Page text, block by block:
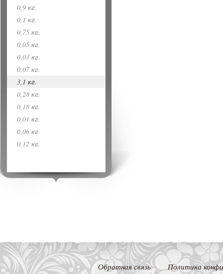
0,9 кг.
0,1 кг.
0,75 кг.
0,05 кг.
0,03 кг.
0,07 кг.
3,1 кг.
0,28 кг.
0,18 кг.
0,01 кг.
0,06 кг.
0,12 кг.
Обратная связь Политика